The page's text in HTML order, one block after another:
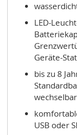
LED-
Geräte-
bis zu 8
USB oder